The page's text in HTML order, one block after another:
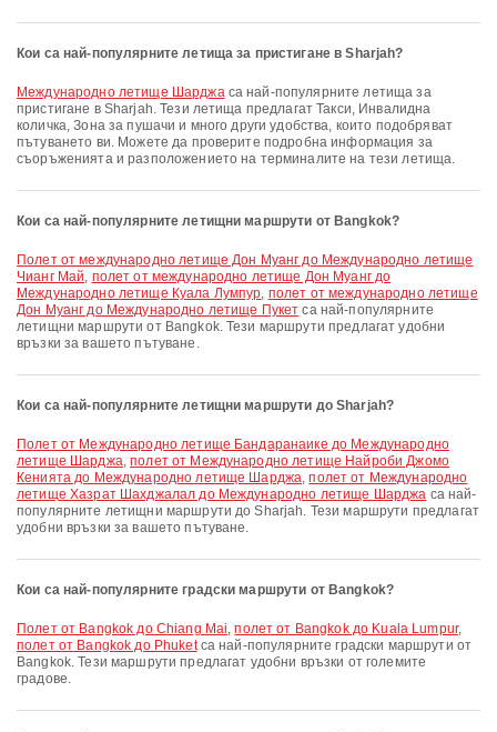
Кои са най-популярните летища за пристигане в Sharjah?
Международно летище Шарджаса най-популярните летища за
пристигане в Sharjah. Тези летища предлагат Такси, Инвалидна
количка, Зона за пушачи и много други удобства, които подобряват
пътуването ви. Можете да проверите подробна информация за
съоръженията и разположението на терминалите на тези летища.
Кои са най-популярните летищни маршрути от Bangkok?
полет от международно летище Дон Муанг до Международно летище
Чианг Май, полет от международно летище Дон Муанг до
Международно летище Куала Лумпур, полет от международно летище
Дон Муанг до Международно летище Пукет са най-популярните
летищни маршрути от Bangkok. Тези маршрути предлагат удобни
връзки за вашето пътуване.
Кои са най-популярните летищни маршрути до Sharjah?
полет от Международно летище Бандаранаике до Международно
летище Шарджа,полет от Международно летище Найроби Джомо
Кенията до Международно летище Шарджа,полет от Международно
летище Хазрат Шахджалал до Международно летище Шарджа са най-
популярните летищни маршрути до Sharjah. Тези маршрути предлагат
удобни връзки за вашето пътуване.
Кои са най-популярните градски маршрути от Bangkok?
полет от Bangkok до Chiang Mai,полет от Bangkok до Kuala Lumpur,
полет от Bangkok до Phuketса най-популярните градски маршрути от
Bangkok. Тези маршрути предлагат удобни връзки от големите
градове.